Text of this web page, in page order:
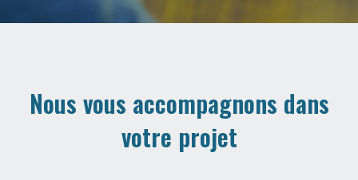
Nous vous accompagnons dans
votre projet